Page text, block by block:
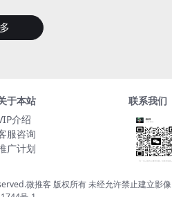
于本站
介绍
服咨询
广计划
联系我们
微推客 版权所有 未经允许禁止建立影像